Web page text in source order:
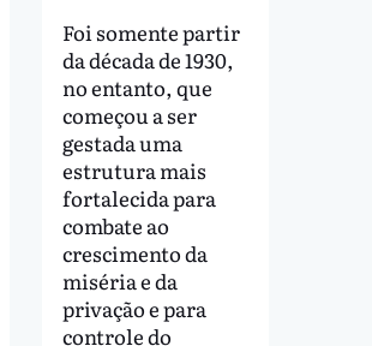
Foi somente partir
da década de 1930,
no entanto, que
começou a ser
gestada uma
estrutura mais
fortalecida para
combate ao
crescimento da
miséria e da
privação e para
controle do